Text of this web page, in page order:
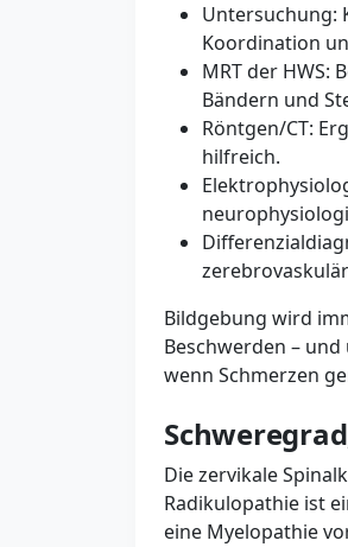
Untersuchung:
Koordination
MRT der HWS:
Bändern und
Röntgen/CT:
hilfreich.
Bildgebung wird
Beschwerden –
wenn Schmerzen
Die zervikale
Radikulopathie ist
eine Myelopathie